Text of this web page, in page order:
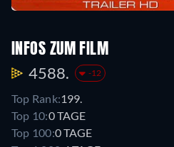
INFOS ZUM FILM
4588. -12
Top Rank:199.
Top 10:0 TAGE
Top 100:0 TAGE